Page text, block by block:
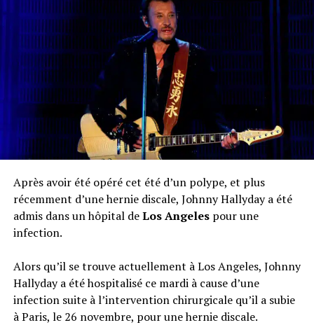
Après avoir été opéré cet été d’un polype, et plus
récemment d’une hernie discale, Johnny Hallyday a été
admis dans un hôpital deLos Angelespour une
infection.
Alors qu’il se trouve actuellement à Los Angeles, Johnny
Hallyday a été hospitalisé ce mardi à cause d’une
infection suite à l’intervention chirurgicale qu’il a subie
à Paris, le 26 novembre, pour une hernie discale.